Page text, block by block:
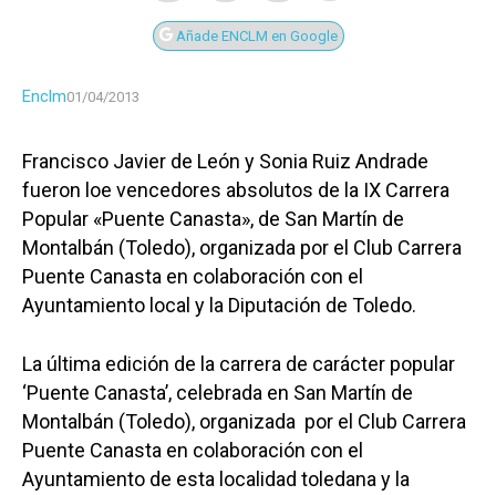
Añade ENCLM en Google
Enclm01/04/2013
Francisco Javier de León y Sonia Ruiz Andrade
fueron loe vencedores absolutos de la IX Carrera
Popular «Puente Canasta», de San Martín de
Montalbán (Toledo), organizada por el Club Carrera
Puente Canasta en colaboración con el
Ayuntamiento local y la Diputación de Toledo.
La última edición de la carrera de carácter popular
‘Puente Canasta’, celebrada en San Martín de
Montalbán (Toledo), organizada por el Club Carrera
Puente Canasta en colaboración con el
Ayuntamiento de esta localidad toledana y la